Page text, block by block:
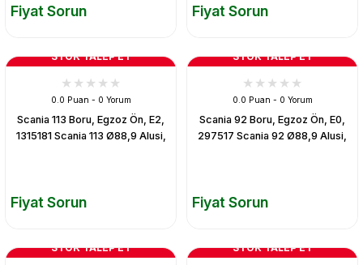
Fiyat Sorun Fiyat Sorun
STOK TALEP ET
0.0 Puan - 0 Yorum
Scania 113 Boru, Egzoz Ön, E2,
1315181 Scania 113 Ø88,9 Alusi,
Fiyat Sorun
STOK TALEP ET
0.0 Puan - 0 Yorum
Scania 92 Boru, Egzoz Ön, E0,
297517 Scania 92 Ø88,9 Alusi,
Fiyat Sorun
STOK TALEP ET STOK TALEP ET